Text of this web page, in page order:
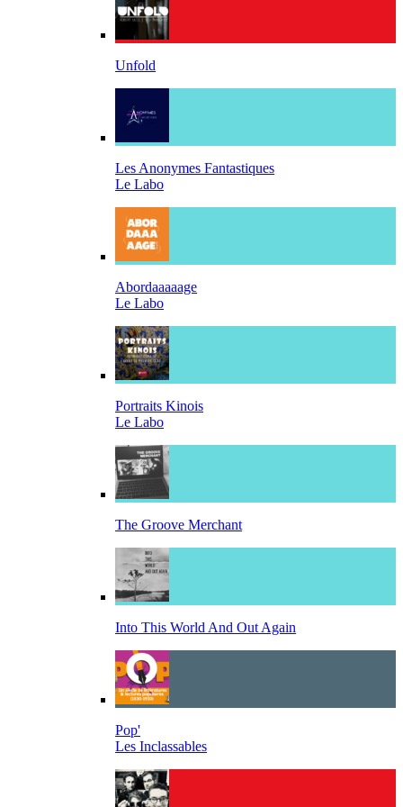
Unfold
Les Anonymes Fantastiques
Le Labo
Abordaaaaage
Le Labo
Portraits Kinois
Le Labo
The Groove Merchant
Into This World And Out Again
Pop'
Les Inclassables